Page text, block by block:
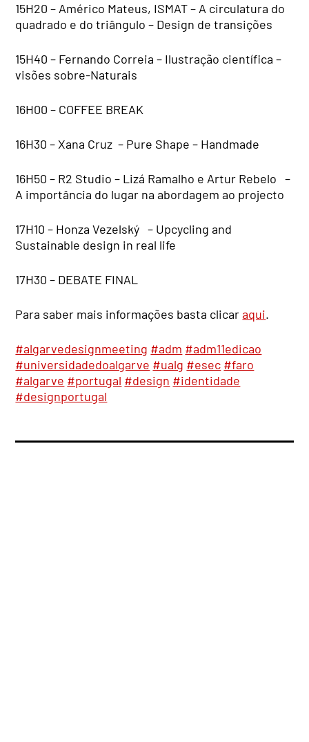
15H20 – Américo Mateus, ISMAT – A circulatura do
quadrado e do triângulo – Design de transições
15H40 – Fernando Correia – Ilustração científica –
visões sobre-Naturais
16H00 – COFFEE BREAK
16H30 – Xana Cruz – Pure Shape – Handmade
16H50 – R2 Studio – Lizá Ramalho e Artur Rebelo –
A importância do lugar na abordagem ao projecto
17H10 – Honza Vezelský – Upcycling and
Sustainable design in real life
17H30 – DEBATE FINAL
Para saber mais informações basta clicaraqui.
#algarvedesignmeeting #adm #adm11edicao
#universidadedoalgarve #ualg #esec #faro
#algarve #portugal #design #identidade
#designportugal